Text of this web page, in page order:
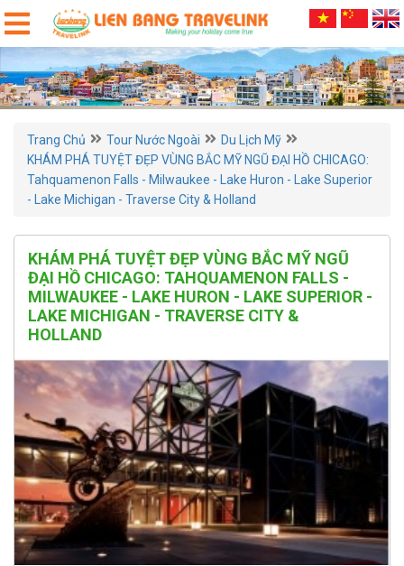
Trang Chủ Tour Nước Ngoài
Du Lịch Mỹ
KHÁM PHÁ TUYỆT ĐẸP VÙNG BẮC MỸ NGŨ ĐẠI HỒ CHICAGO:
Tahquamenon Falls - Milwaukee - Lake Huron - Lake Superior
- Lake Michigan - Traverse City & Holland
KHÁM PHÁ TUYỆT ĐẸP VÙNG BẮC MỸ NGŨ
ĐẠI HỒ CHICAGO: TAHQUAMENON FALLS -
MILWAUKEE - LAKE HURON - LAKE SUPERIOR -
LAKE MICHIGAN - TRAVERSE CITY &
HOLLAND